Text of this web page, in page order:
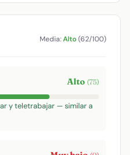
Media:Alto(62/100)
Alto (75)
y teletrabajar — similar a